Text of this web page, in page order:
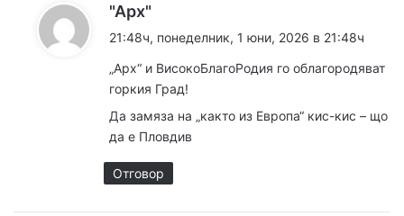
"Арх"
а
21:48ч, понеделник, 1 юни, 2026 в 21:48ч
„Арх“ и ВисокоБлагоРодия го облагородяват
горкия Град!
Да замяза на „както из Европа“ кис-кис – що
да е Пловдив
Отговор